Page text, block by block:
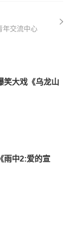
年交流中心
笑大戏《乌龙山
雨中2:爱的宣